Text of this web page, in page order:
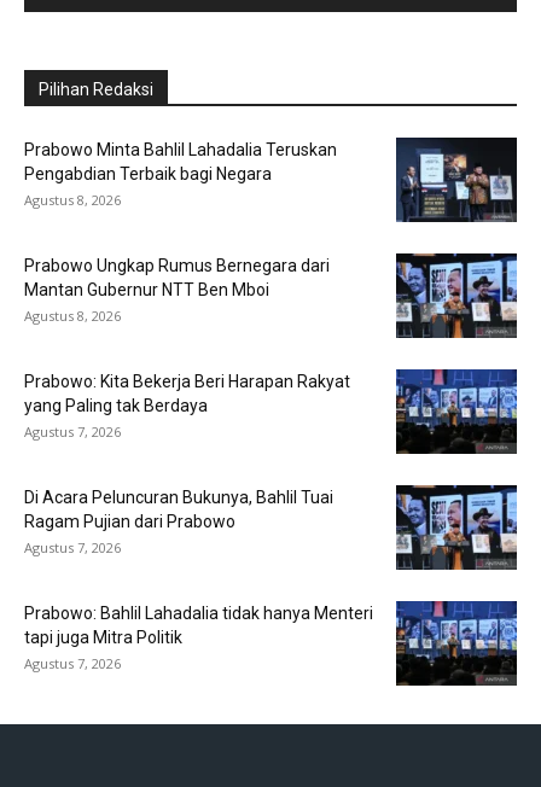
Pilihan Redaksi
Prabowo Minta Bahlil Lahadalia Teruskan
Pengabdian Terbaik bagi Negara
Agustus 8, 2026
Prabowo Ungkap Rumus Bernegara dari
Mantan Gubernur NTT Ben Mboi
Agustus 8, 2026
Prabowo: Kita Bekerja Beri Harapan Rakyat
yang Paling tak Berdaya
Agustus 7, 2026
Di Acara Peluncuran Bukunya, Bahlil Tuai
Ragam Pujian dari Prabowo
Agustus 7, 2026
Prabowo: Bahlil Lahadalia tidak hanya Menteri
tapi juga Mitra Politik
Agustus 7, 2026